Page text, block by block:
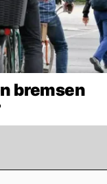
bremsen